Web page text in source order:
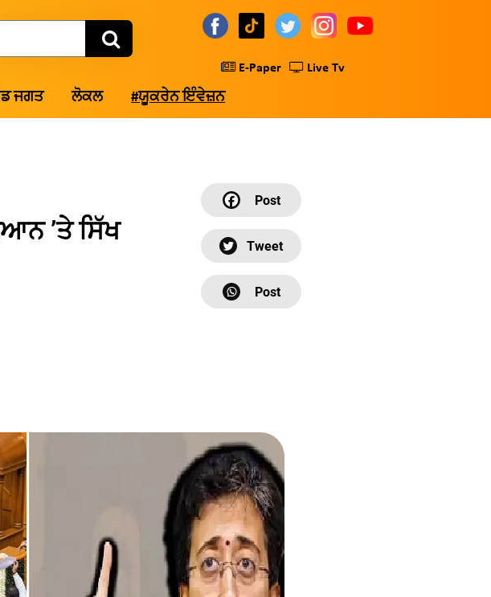
E-Paper Live Tv
ਜਗਤ ਲੋਕਲ #ਯੂਕਰੇਨ ਇੰਵੇਜ਼ਨ
’ਤੇ ਸਿੱਖ